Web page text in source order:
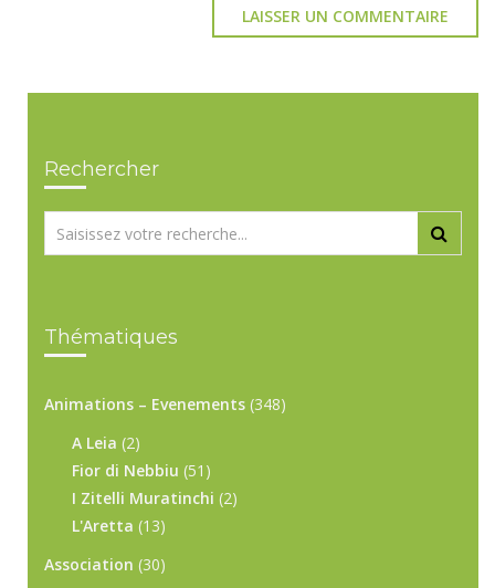
Rechercher
Thématiques
Animations – Evenements (348)
A Leia (2)
Fior di Nebbiu (51)
I Zitelli Muratinchi (2)
L'Aretta (13)
Association (30)